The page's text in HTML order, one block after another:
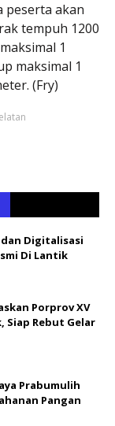
peserta akan
tempuh 1200
1
maksimal 1
(Fry)
Digitalisasi
Di Lantik
Porprov XV
Siap Rebut Gelar
Prabumulih
Pangan